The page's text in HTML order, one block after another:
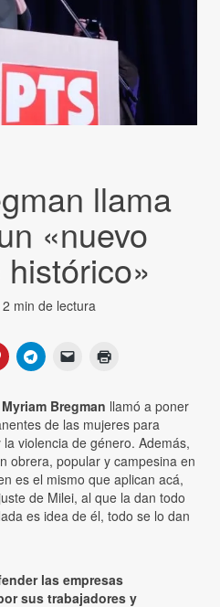
llama
«nuevo
2 min de lectura
Myriam Bregman llamó a poner
de las mujeres para
violencia de género. Además,
obrera, popular y campesina en
es el mismo que aplican acá,
de Milei, al que la dan todo
es idea de él, todo se lo dan
las empresas
sus trabajadores y